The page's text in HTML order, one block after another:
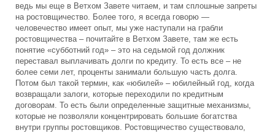
ведь мы еще в Ветхом Завете читаем, и там сплошные запреты
на ростовщичество. Более того, я всегда говорю —
человечество имеет опыт, мы уже наступали на грабли
ростовщичества – почитайте в Ветхом Завете, там же есть
понятие «субботний год» – это на седьмой год должник
переставал выплачивать долги по кредиту. То есть все – не
более семи лет, проценты занимали большую часть долга.
Потом был такой термин, как «юбилей» – юбилейный год, когда
возвращали залоги, которые переходили по кредитным
договорам. То есть были определенные защитные механизмы,
которые не позволяли концентрировать большие богатства
внутри группы ростовщиков. Ростовщичество существовало,